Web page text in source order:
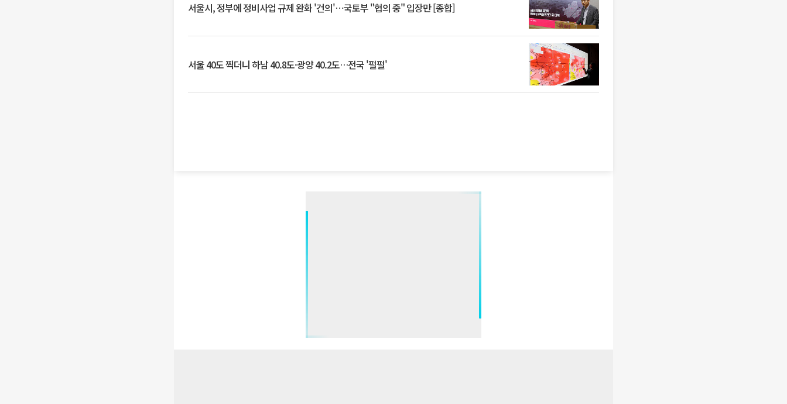
서울시, 정부에 정비사업 규제 완화 '건의'⋯국토부 "협의 중" 입장만 [종합]
서울 40도 찍더니 하남 40.8도·광양 40.2도…전국 '펄펄'